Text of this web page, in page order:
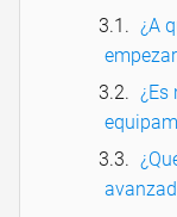
¿A
¿Es